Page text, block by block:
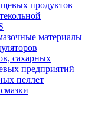
продуктов
материалы
сахарных
предприятий
пеллет